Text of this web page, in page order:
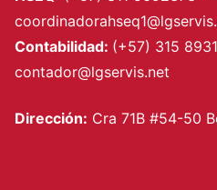
Contabilidad: (+57) 315
contador@lgservis.net
Dirección: Cra 71B #54-50